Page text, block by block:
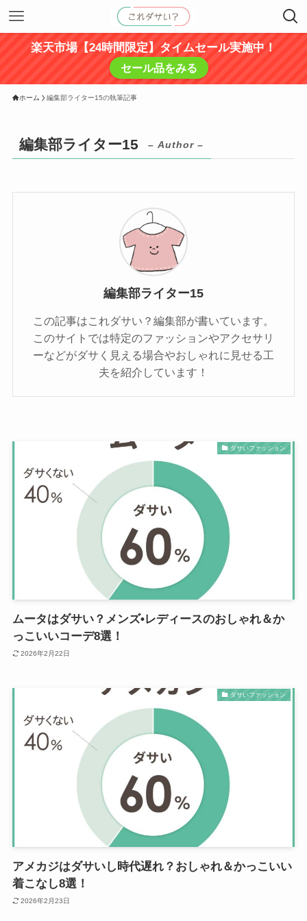
楽天市場【24時間限定】タイムセール実施中！
セール品をみる
ホーム 編集部ライター15の執筆記事
編集部ライター15 – Author –
編集部ライター15
この記事はこれダサい？編集部が書いています。
このサイトでは特定のファッションやアクセサリ
ーなどがダサく見える場合やおしゃれに見せる工
夫を紹介しています！
ダサいファッション
ムータはダサい？メンズ•レディースのおしゃれ＆か
っこいいコーデ8選！
2026年2月22日
ダサいファッション
アメカジはダサいし時代遅れ？おしゃれ＆かっこいい
着こなし8選！
2026年2月23日